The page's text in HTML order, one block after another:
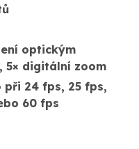
optickým
5× digitální zoom
při 24 fps, 25 fps,
60 fps